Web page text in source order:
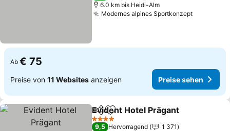
6.0 km bis Heidi-Alm
Modernes alpines Sportkonzept
Ab € 75
Preise von 11 Websites anzeigen Preise sehen
TeilenZu Favoriten hinzufügen
Evident Hotel Prägant
4 Sterne
9,5 Hervorragend
1 371